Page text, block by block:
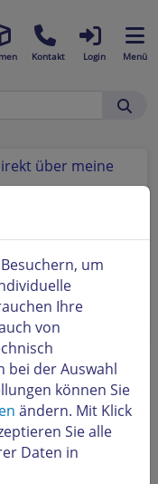
Kontakt Login Menü
über meine
zur Nutzung
um
Ihre
von
bei der Auswahl
können Sie
ändern. Mit Klick
Sie alle
Daten in